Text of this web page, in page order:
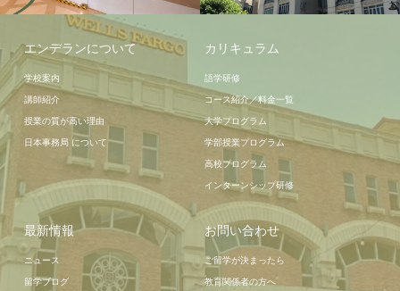
学校施設
エンデランについて
学校案内
講師紹介
授業の質が高い理由
日本事務局 について
カリキュラム
語学研修
コース紹介／料金一覧
大学プログラム
学部授業プログラム
高校プログラム
インターンシップ研修
最新情報
ニュース
留学ブログ
お問い合わせ
ご留学が決まったら
教育関係者の方へ